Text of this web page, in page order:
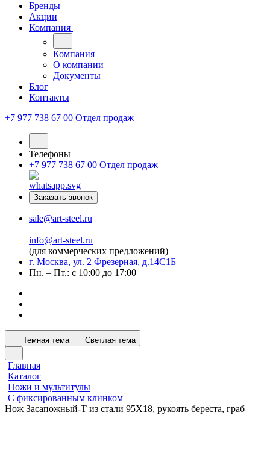
Бренды
Акции
Компания
Компания
О компании
Документы
Блог
Контакты
+7 977 738 67 00 Отдел продаж
Телефоны
+7 977 738 67 00 Отдел продаж
Заказать звонок
sale@art-steel.ru
info@art-steel.ru
(для коммерческих предложений)
г. Москва, ул. 2 Фрезерная, д.14С1Б
Пн. – Пт.: с 10:00 до 17:00
Темная тема Светлая тема
Главная
Каталог
Ножи и мультитулы
С фиксированным клинком
Нож Засапожный-Т из стали 95Х18, рукоять береста, граб